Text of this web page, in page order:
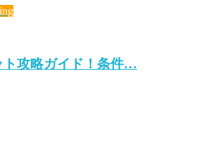
ト攻略ガイド！条件…